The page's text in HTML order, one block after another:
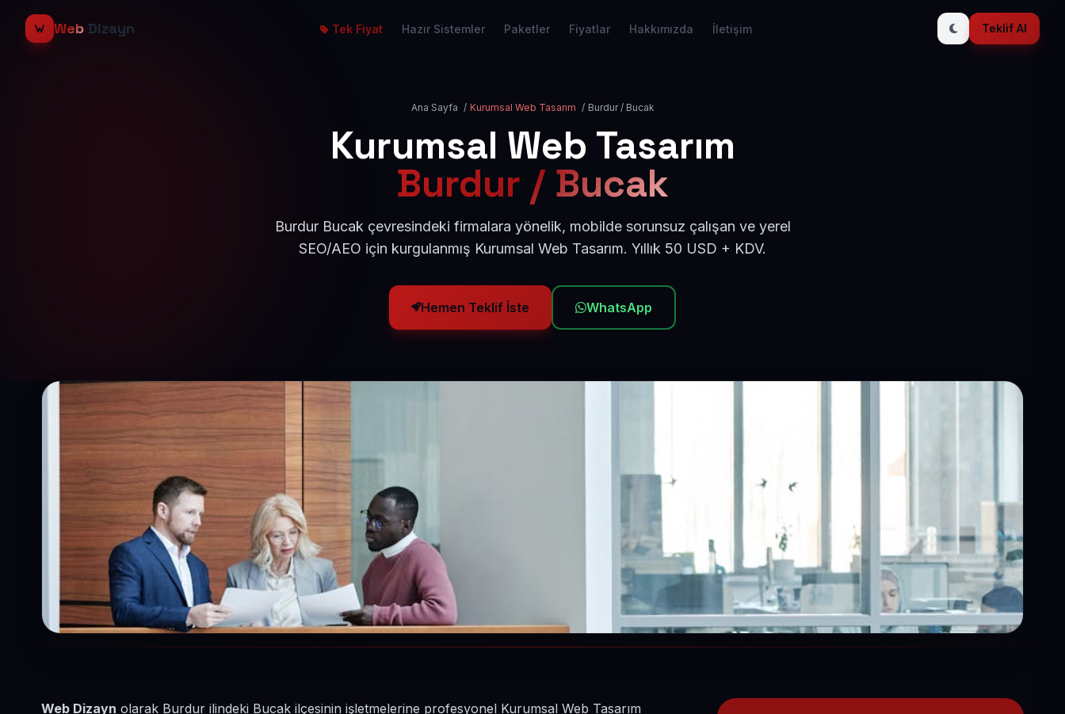
Web Dizayn Tek Fiyat Hazır Sistemler Paketler Fiyatlar Hakkımızda İletişim Teklif Al
Ana Sayfa / Kurumsal Web Tasarım / Burdur / Bucak
Kurumsal Web Tasarım
Burdur / Bucak
Burdur Bucak çevresindeki firmalara yönelik, mobilde sorunsuz çalışan ve yerel
SEO/AEO için kurgulanmış Kurumsal Web Tasarım. Yıllık 50 USD + KDV.
Hemen Teklif İste WhatsApp
Web Dizayn olarak Burdur ilindeki Bucak ilçesinin işletmelerine profesyonel Kurumsal Web Tasarım